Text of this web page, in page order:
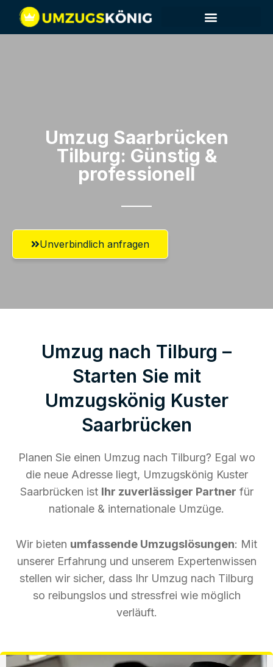
Umzug Saarbrücken​
Tilburg: Günstig &
professionell​
Unverbindlich anfragen
Umzug nach Tilburg –
Starten Sie mit
Umzugskönig Kuster
Saarbrücken
Planen Sie einen Umzug nach Tilburg? Egal wo
die neue Adresse liegt, Umzugskönig Kuster
Saarbrücken ist Ihr zuverlässiger Partner für
nationale & internationale Umzüge.
Wir bieten umfassende Umzugslösungen: Mit
unserer Erfahrung und unserem Expertenwissen
stellen wir sicher, dass Ihr Umzug nach Tilburg
so reibungslos und stressfrei wie möglich
verläuft.